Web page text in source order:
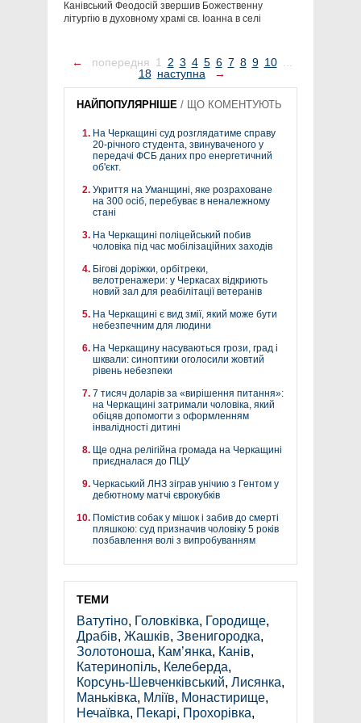
Канівський Феодосій звершив Божественну
літургію в духовному храмі св. Іоанна в селі
← попередня 1 2 3 4 5 6 7 8 9 10 ...
18 наступна →
НАЙПОПУЛЯРНІШЕ / ЩО КОМЕНТУЮТЬ
На Черкащині суд розглядатиме справу
20-річного студента, звинуваченого у
передачі ФСБ даних про енергетичний
об'єкт.
Укриття на Уманщині, яке розраховане
на 300 осіб, перебуває в неналежному
стані
На Черкащині поліцейський побив
чоловіка під час мобілізаційних заходів
Бігові доріжки, орбітреки,
велотренажери: у Черкасах відкриють
новий зал для реабілітації ветеранів
На Черкащині є вид змії, який може бути
небезпечним для людини
На Черкащину насуваються грози, град і
шквали: синоптики оголосили жовтий
рівень небезпеки
7 тисяч доларів за «вирішення питання»:
на Черкащині затримали чоловіка, який
обіцяв допомогти з оформленням
інвалідності дитині
Ще одна релігійна громада на Черкащині
приєдналася до ПЦУ
Черкаський ЛНЗ зіграв унічию з Гентом у
дебютному матчі єврокубків
Помістив собак у мішок і забив до смерті
пляшкою: суд призначив чоловіку 5 років
позбавлення волі з випробуванням
ТЕМИ
Ватутіно, Головківка, Городище,
Драбів, Жашків, Звенигородка,
Золотоноша, Кам’янка, Канів,
Катеринопіль, Келеберда,
Корсунь-Шевченківський, Лисянка,
Маньківка, Мліїв, Монастирище,
Нечаївка, Пекарі, Прохорівка,